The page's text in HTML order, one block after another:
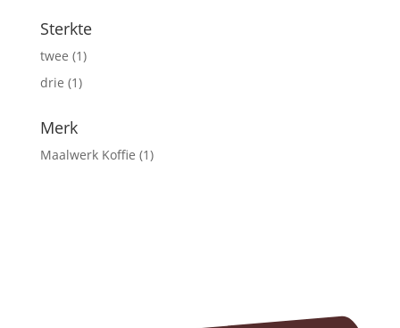
Sterkte
twee (1)
drie (1)
Merk
Maalwerk Koffie (1)